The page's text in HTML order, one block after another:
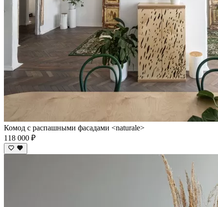
Комод c распашными фасадами <naturale>
118 000 ₽